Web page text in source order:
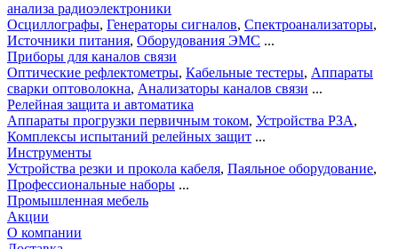
анализа радиоэлектроники
Осциллографы, Генераторы сигналов, Спектроанализаторы,
Источники питания, Оборудования ЭМС ...
Приборы для каналов связи
Оптические рефлектометры, Кабельные тестеры, Аппараты
сварки оптоволокна, Анализаторы каналов связи ...
Релейная защита и автоматика
Аппараты прогрузки первичным током, Устройства РЗА,
Комплексы испытаний релейных защит ...
Инструменты
Устройства резки и прокола кабеля, Паяльное оборудование,
Профессиональные наборы ...
Промышленная мебель
Акции
О компании